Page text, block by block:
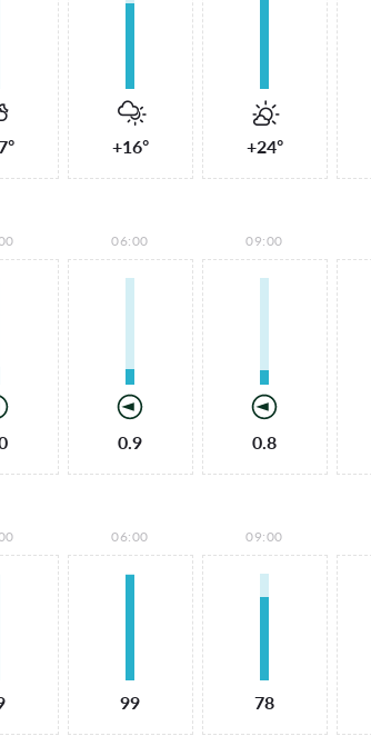
+16° +24°
06:00
0.9
09:00
0.8
06:00
99
09:00
78